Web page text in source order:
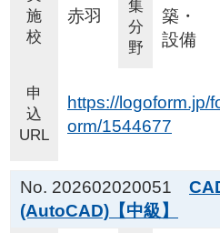
施
校
赤羽
集
分
野
築・
設備
申
込
URL
https://logoform.jp/
orm/1544677
No. 202602020051
(AutoCAD)【中級】